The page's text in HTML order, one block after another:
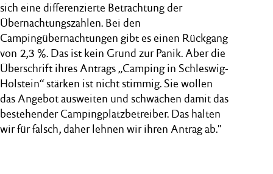
sich eine differenzierte Betrachtung der
Übernachtungszahlen. Bei den
Campingübernachtungen gibt es einen Rückgang
von 2,3 %. Das ist kein Grund zur Panik. Aber die
Überschrift ihres Antrags „Camping in Schleswig-
Holstein“ stärken ist nicht stimmig. Sie wollen
das Angebot ausweiten und schwächen damit das
bestehender Campingplatzbetreiber. Das halten
wir für falsch, daher lehnen wir ihren Antrag ab."